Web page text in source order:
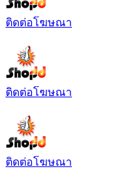
ติดต่อโฆษณา
ติดต่อโฆษณา
ติดต่อโฆษณา